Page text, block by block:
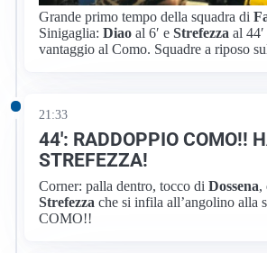
Grande primo tempo della squadra di
Sinigaglia:Diao al 6′ eStrefezza al
vantaggio al Como. Squadre a riposo
21:33
44′: RADDOPPIO COMO!!
STREFEZZA!
Corner: palla dentro, tocco diDossena,
Strefezza che si infila all’angolino alla
COMO!!